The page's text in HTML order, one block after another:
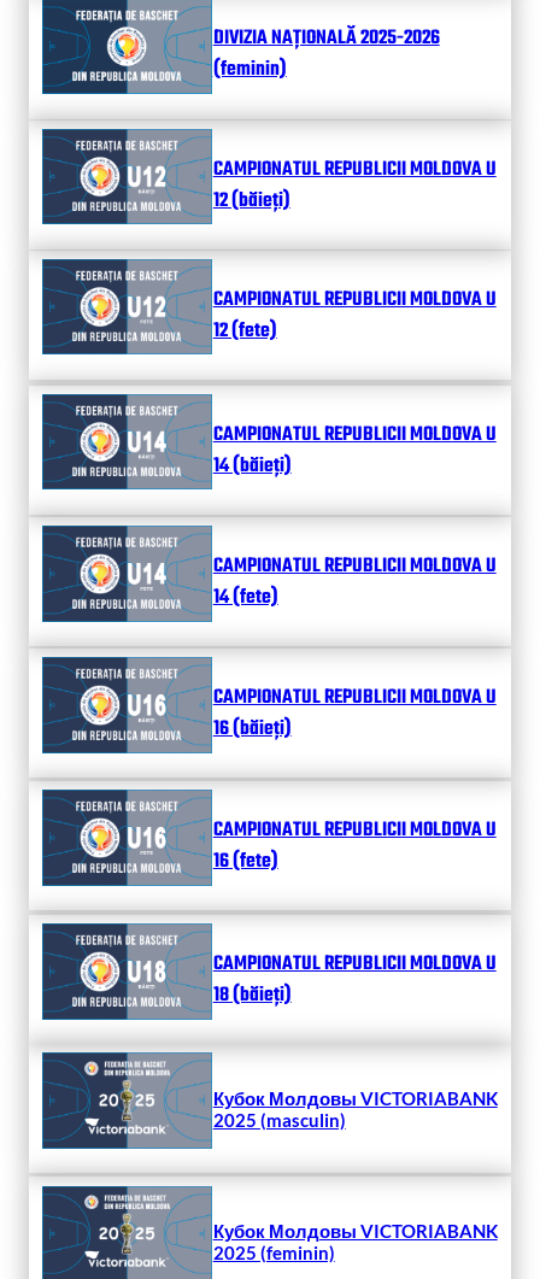
DIVIZIA NAȚIONALĂ 2025-2026
(feminin)
CAMPIONATUL REPUBLICII MOLDOVA U
12 (băieți)
CAMPIONATUL REPUBLICII MOLDOVA U
12 (fete)
CAMPIONATUL REPUBLICII MOLDOVA U
14 (băieți)
CAMPIONATUL REPUBLICII MOLDOVA U
14 (fete)
CAMPIONATUL REPUBLICII MOLDOVA U
16 (băieți)
CAMPIONATUL REPUBLICII MOLDOVA U
16 (fete)
CAMPIONATUL REPUBLICII MOLDOVA U
18 (băieți)
Кубок Молдовы VICTORIABANK
2025 (masculin)
Кубок Молдовы VICTORIABANK
2025 (feminin)